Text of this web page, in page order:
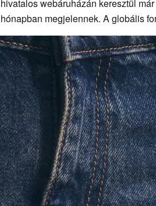
hivatalos webáruházán keresztül
hónapban megjelennek. A globális